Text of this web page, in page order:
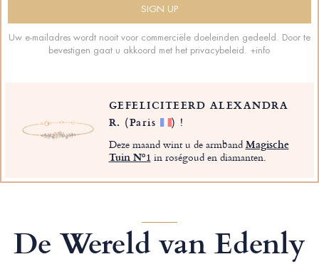
Uw e-mailadres wordt nooit voor commerciële doeleinden gedeeld. Door te
bevestigen gaat u akkoord met het privacybeleid. +info
GEFELICITEERD ALEXANDRA
R. (Paris ) !
Deze maand wint u de armbandMagische
Tuin Nº1 in roségoud en diamanten.
De Wereld van Edenly